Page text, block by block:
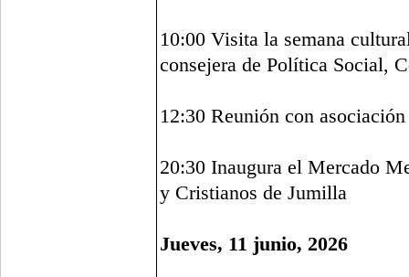
10:00 Visita la semana
consejera de Política Social,
12:30 Reunión con
20:30 Inaugura el Mercado
y Cristianos de Jumilla
Jueves, 11 junio, 2026